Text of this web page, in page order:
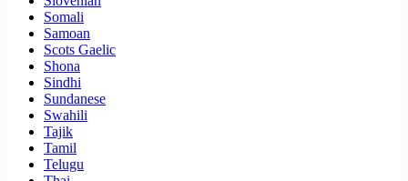
Somali
Samoan
Scots Gaelic
Shona
Sindhi
Sundanese
Swahili
Tajik
Tamil
Telugu